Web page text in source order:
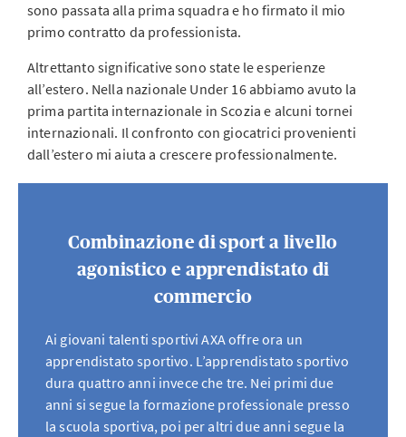
sono passata alla prima squadra e ho firmato il mio
primo contratto da professionista.
Altrettanto significative sono state le esperienze
all’estero. Nella nazionale Under 16 abbiamo avuto la
prima partita internazionale in Scozia e alcuni tornei
internazionali. Il confronto con giocatrici provenienti
dall’estero mi aiuta a crescere professionalmente.
Combinazione di sport a livello
agonistico e apprendistato di
commercio
Ai giovani talenti sportivi AXA offre ora un
apprendistato sportivo. L’apprendistato sportivo
dura quattro anni invece che tre. Nei primi due
anni si segue la formazione professionale presso
la scuola sportiva, poi per altri due anni segue la